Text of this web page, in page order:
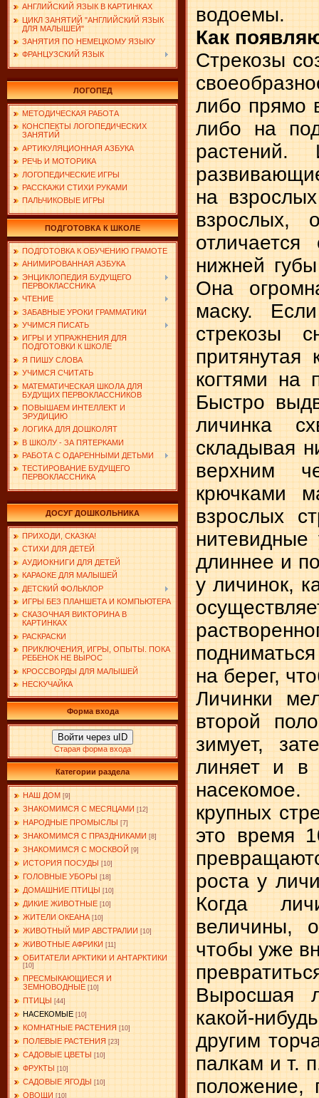
АНГЛИЙСКИЙ ЯЗЫК В КАРТИНКАХ
ЦИКЛ ЗАНЯТИЙ "АНГЛИЙСКИЙ ЯЗЫК
ДЛЯ МАЛЫШЕЙ"
ЗАНЯТИЯ ПО НЕМЕЦКОМУ ЯЗЫКУ
ФРАНЦУЗСКИЙ ЯЗЫК
ЛОГОПЕД
МЕТОДИЧЕСКАЯ РАБОТА
КОНСПЕКТЫ ЛОГОПЕДИЧЕСКИХ
ЗАНЯТИЙ
АРТИКУЛЯЦИОННАЯ АЗБУКА
РЕЧЬ И МОТОРИКА
ЛОГОПЕДИЧЕСКИЕ ИГРЫ
РАССКАЖИ СТИХИ РУКАМИ
ПАЛЬЧИКОВЫЕ ИГРЫ
ПОДГОТОВКА К ШКОЛЕ
ПОДГОТОВКА К ОБУЧЕНИЮ ГРАМОТЕ
АНИМИРОВАННАЯ АЗБУКА
ЭНЦИКЛОПЕДИЯ БУДУЩЕГО
ПЕРВОКЛАССНИКА
ЧТЕНИЕ
ЗАБАВНЫЕ УРОКИ ГРАММАТИКИ
УЧИМСЯ ПИСАТЬ
ИГРЫ И УПРАЖНЕНИЯ ДЛЯ
ПОДГОТОВКИ К ШКОЛЕ
Я ПИШУ СЛОВА
УЧИМСЯ СЧИТАТЬ
МАТЕМАТИЧЕСКАЯ ШКОЛА ДЛЯ
БУДУЩИХ ПЕРВОКЛАССНИКОВ
ПОВЫШАЕМ ИНТЕЛЛЕКТ И
ЭРУДИЦИЮ
ЛОГИКА ДЛЯ ДОШКОЛЯТ
В ШКОЛУ - ЗА ПЯТЕРКАМИ
РАБОТА С ОДАРЕННЫМИ ДЕТЬМИ
ТЕСТИРОВАНИЕ БУДУЩЕГО
ПЕРВОКЛАССНИКА
ДОСУГ ДОШКОЛЬНИКА
ПРИХОДИ, СКАЗКА!
СТИХИ ДЛЯ ДЕТЕЙ
АУДИОКНИГИ ДЛЯ ДЕТЕЙ
КАРАОКЕ ДЛЯ МАЛЫШЕЙ
ДЕТСКИЙ ФОЛЬКЛОР
ИГРЫ БЕЗ ПЛАНШЕТА И КОМПЬЮТЕРА
СКАЗОЧНАЯ ВИКТОРИНА В
КАРТИНКАХ
РАСКРАСКИ
ПРИКЛЮЧЕНИЯ, ИГРЫ, ОПЫТЫ. ПОКА
РЕБЕНОК НЕ ВЫРОС
КРОССВОРДЫ ДЛЯ МАЛЫШЕЙ
НЕСКУЧАЙКА
Форма входа
Войти через uID
Старая форма входа
Категории раздела
НАШ ДОМ [9]
ЗНАКОМИМСЯ С МЕСЯЦАМИ [12]
НАРОДНЫЕ ПРОМЫСЛЫ [7]
ЗНАКОМИМСЯ С ПРАЗДНИКАМИ [8]
ЗНАКОМИМСЯ С МОСКВОЙ [9]
ИСТОРИЯ ПОСУДЫ [10]
ГОЛОВНЫЕ УБОРЫ [18]
ДОМАШНИЕ ПТИЦЫ [10]
ДИКИЕ ЖИВОТНЫЕ [10]
ЖИТЕЛИ ОКЕАНА [10]
ЖИВОТНЫЙ МИР АВСТРАЛИИ [10]
ЖИВОТНЫЕ АФРИКИ [11]
ОБИТАТЕЛИ АРКТИКИ И АНТАРКТИКИ
[10]
ПРЕСМЫКАЮЩИЕСЯ И
ЗЕМНОВОДНЫЕ [10]
ПТИЦЫ [44]
НАСЕКОМЫЕ [10]
КОМНАТНЫЕ РАСТЕНИЯ [10]
ПОЛЕВЫЕ РАСТЕНИЯ [23]
САДОВЫЕ ЦВЕТЫ [10]
ФРУКТЫ [10]
САДОВЫЕ ЯГОДЫ [10]
ОВОЩИ [10]
водоемы.
Как
Стрекозы
либо прямо
либо на
на
взрослых,
нижней
Она
маску.
стрекозы
когтями на
Быстро
личинка
складывая
верхним
крючками
взрослых
нитевидные
длиннее и
у личинок,
на берег,
Личинки
второй
зимует,
линяет и в
крупных
это время
роста у
Когда
величины,
чтобы уже
Выросшая
какой-
другим
палкам и т.
положение,